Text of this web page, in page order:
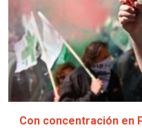
Con concentración en